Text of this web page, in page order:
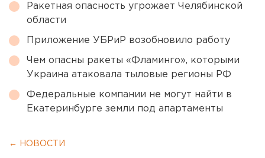
Ракетная опасность угрожает Челябинской
области
Приложение УБРиР возобновило работу
Чем опасны ракеты «Фламинго», которыми
Украина атаковала тыловые регионы РФ
Федеральные компании не могут найти в
Екатеринбурге земли под апартаменты
← НОВОСТИ